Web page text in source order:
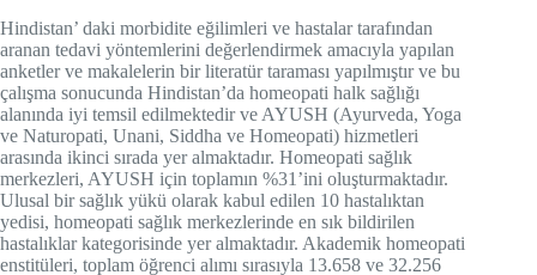
Hindistan’ daki morbidite eğilimleri ve hastalar tarafından
aranan tedavi yöntemlerini değerlendirmek amacıyla yapılan
anketler ve makalelerin bir literatür taraması yapılmıştır ve bu
çalışma sonucunda Hindistan’da homeopati halk sağlığı
alanında iyi temsil edilmektedir ve AYUSH (Ayurveda, Yoga
ve Naturopati, Unani, Siddha ve Homeopati) hizmetleri
arasında ikinci sırada yer almaktadır. Homeopati sağlık
merkezleri, AYUSH için toplamın %31’ini oluşturmaktadır.
Ulusal bir sağlık yükü olarak kabul edilen 10 hastalıktan
yedisi, homeopati sağlık merkezlerinde en sık bildirilen
hastalıklar kategorisinde yer almaktadır. Akademik homeopati
enstitüleri, toplam öğrenci alımı sırasıyla 13.658 ve 32.256